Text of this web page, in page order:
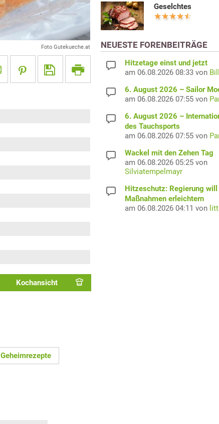
Foto Gutekueche.at
Kochansicht
Geheimrezepte
Geselchtes
NEUESTE FORENBEITRÄGE
Hitzetage einst und jetzt
am 06.08.2026 08:33 von
6. August 2026 – Sailor
am 06.08.2026 07:55 von
6. August 2026 –
des Tauchsports
am 06.08.2026 07:55 von
Wackel mit den Zehen Tag
am 06.08.2026 05:25 von
Silviatempelmayr
Hitzeschutz: Regierung will
Maßnahmen erleichtern
am 06.08.2026 04:11 von